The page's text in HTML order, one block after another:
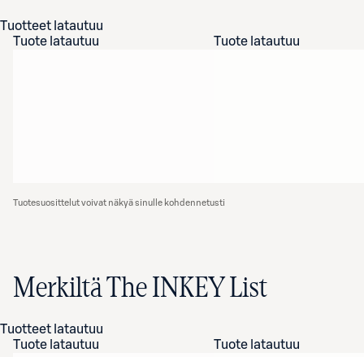
Tuotteet latautuu
Tuote latautuu
Tuote latautuu
Tuotesuosittelut voivat näkyä sinulle kohdennetusti
Merkiltä The INKEY List
Tuotteet latautuu
Tuote latautuu
Tuote latautuu